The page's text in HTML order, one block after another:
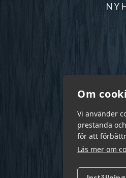
Om
Vi använder
prestanda
för att
Läs mer om